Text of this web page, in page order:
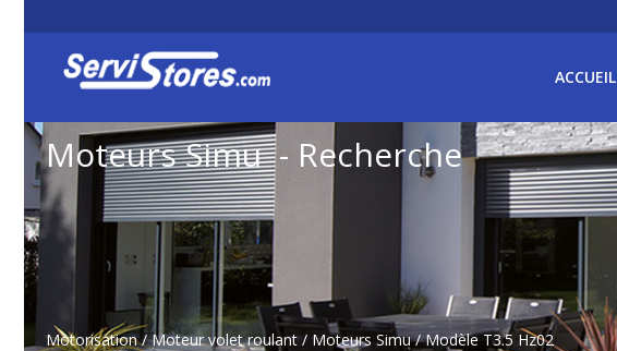
ACCUEIL
Moteurs Simu - Recherche
Motorisation /Moteur volet roulant / Moteurs Simu / Modèle T3.5 Hz02